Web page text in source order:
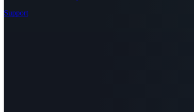
Support